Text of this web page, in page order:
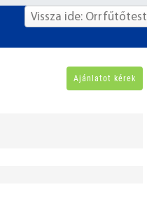
Vissza ide: Orrfűtőtest